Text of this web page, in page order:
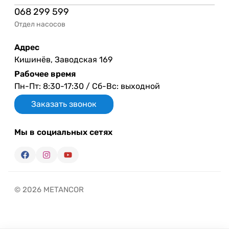
068 299 599
Отдел насосов
Адрес
Кишинёв, Заводская 169
Рабочее время
Пн-Пт: 8:30-17:30 / Сб-Вс: выходной
Заказать звонок
Мы в социальных сетях
© 2026 METANCOR